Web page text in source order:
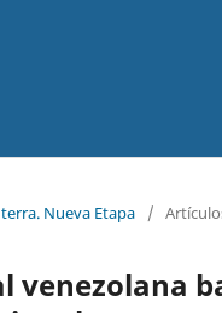
Nueva Etapa /
venezolana